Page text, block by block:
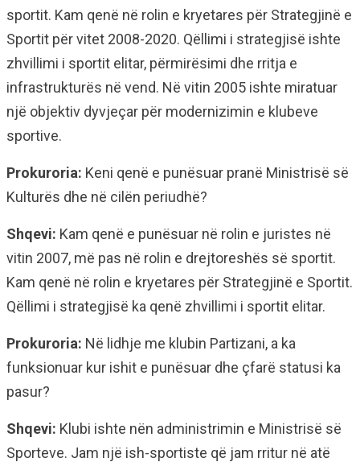
sportit. Kam qenë në rolin e kryetares për Strategjinë e
Sportit për vitet 2008-2020. Qëllimi i strategjisë ishte
zhvillimi i sportit elitar, përmirësimi dhe rritja e
infrastrukturës në vend. Në vitin 2005 ishte miratuar
një objektiv dyvjeçar për modernizimin e klubeve
sportive.
Prokuroria: Keni qenë e punësuar pranë Ministrisë së
Kulturës dhe në cilën periudhë?
Shqevi: Kam qenë e punësuar në rolin e juristes në
vitin 2007, më pas në rolin e drejtoreshës së sportit.
Kam qenë në rolin e kryetares për Strategjinë e Sportit.
Qëllimi i strategjisë ka qenë zhvillimi i sportit elitar.
Prokuroria: Në lidhje me klubin Partizani, a ka
funksionuar kur ishit e punësuar dhe çfarë statusi ka
pasur?
Shqevi: Klubi ishte nën administrimin e Ministrisë së
Sporteve. Jam një ish-sportiste që jam rritur në atë